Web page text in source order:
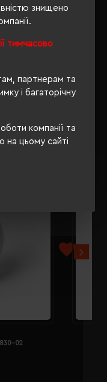
знищено
тимчасово
партнерам та
і багаторічну
компанії та
на цьому сайті
02